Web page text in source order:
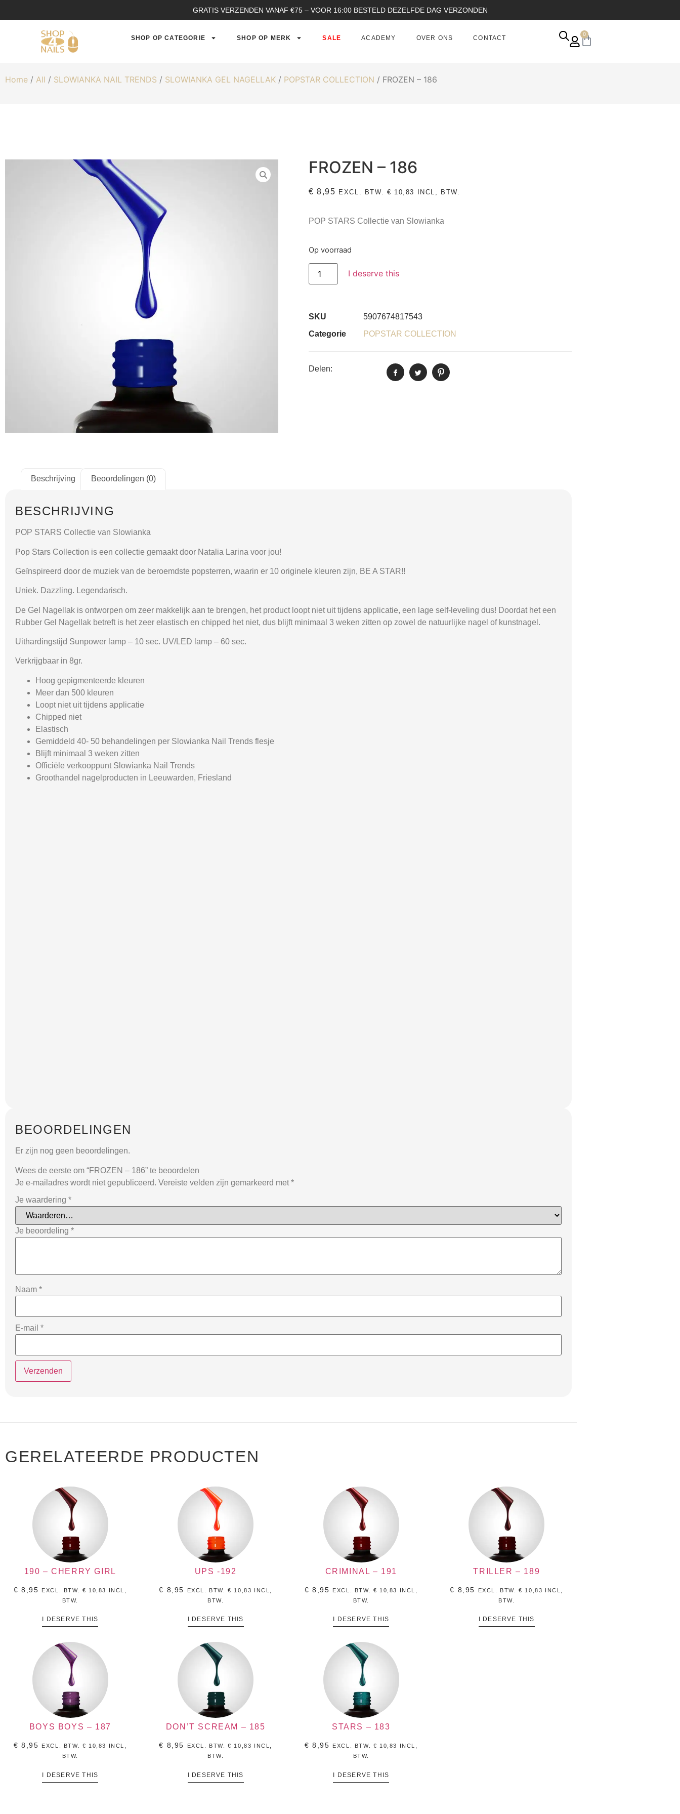
GRATIS VERZENDEN VANAF €75 – VOOR 16:00 BESTELD DEZELFDE DAG VERZONDEN
SHOP OP CATEGORIE SHOP OP MERK SALE ACADEMY OVER ONS CONTACT
0
Home / All / SLOWIANKA NAIL TRENDS / SLOWIANKA GEL NAGELLAK / POPSTAR COLLECTION / FROZEN – 186
FROZEN – 186
€ 8,95 EXCL. BTW. € 10,83 INCL, BTW.
POP STARS Collectie van Slowianka
Op voorraad
I deserve this
SKU
5907674817543
Categorie
POPSTAR COLLECTION
Delen:
Beschrijving Beoordelingen (0)
BESCHRIJVING
POP STARS Collectie van Slowianka
Pop Stars Collection is een collectie gemaakt door Natalia Larina voor jou!
Geïnspireerd door de muziek van de beroemdste popsterren, waarin er 10 originele kleuren zijn, BE A STAR!!
Uniek. Dazzling. Legendarisch.
De Gel Nagellak is ontworpen om zeer makkelijk aan te brengen, het product loopt niet uit tijdens applicatie, een lage self-leveling dus! Doordat het een
Rubber Gel Nagellak betreft is het zeer elastisch en chipped het niet, dus blijft minimaal 3 weken zitten op zowel de natuurlijke nagel of kunstnagel.
Uithardingstijd Sunpower lamp – 10 sec. UV/LED lamp – 60 sec.
Verkrijgbaar in 8gr.
Hoog gepigmenteerde kleuren
Meer dan 500 kleuren
Loopt niet uit tijdens applicatie
Chipped niet
Elastisch
Gemiddeld 40- 50 behandelingen per Slowianka Nail Trends flesje
Blijft minimaal 3 weken zitten
Officiële verkooppunt Slowianka Nail Trends
Groothandel nagelproducten in Leeuwarden, Friesland
BEOORDELINGEN
Er zijn nog geen beoordelingen.
Wees de eerste om “FROZEN – 186” te beoordelen
Je e-mailadres wordt niet gepubliceerd. Vereiste velden zijn gemarkeerd met *
Je waardering *
Je beoordeling *
Naam *
E-mail *
GERELATEERDE PRODUCTEN
190 – CHERRY GIRL
€ 8,95 EXCL. BTW. € 10,83
INCL,
BTW.
I DESERVE THIS
UPS -192
€ 8,95 EXCL. BTW.€ 10,83 INCL,
BTW.
I DESERVE THIS
CRIMINAL – 191
€ 8,95 EXCL. BTW. € 10,83
INCL,
BTW.
I DESERVE THIS
TRILLER – 189
€ 8,95 EXCL. BTW.€ 10,83 INCL,
BTW.
I DESERVE THIS
BOYS BOYS – 187
€ 8,95 EXCL. BTW. € 10,83
INCL,
BTW.
I DESERVE THIS
DON’T SCREAM – 185
€ 8,95 EXCL. BTW.€ 10,83
INCL,
BTW.
I DESERVE THIS
STARS – 183
€ 8,95 EXCL. BTW. € 10,83
INCL,
BTW.
I DESERVE THIS